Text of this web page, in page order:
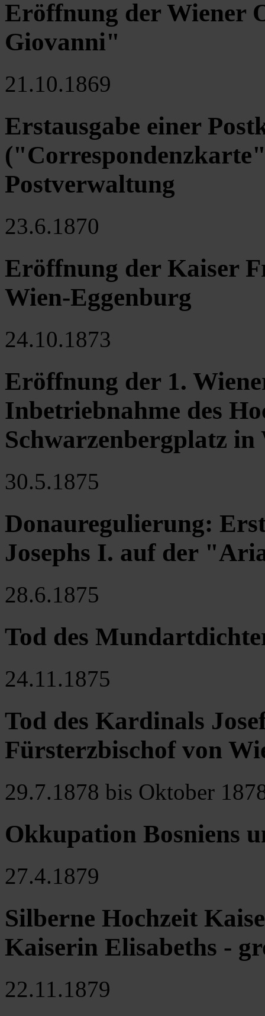
Eröffnung der Wiener
Giovanni"
21.10.1869
Erstausgabe einer
Postverwaltung
23.6.1870
Eröffnung der Kaiser
Wien-Eggenburg
24.10.1873
Eröffnung der 1.
Inbetriebnahme des
Schwarzenbergplatz in
30.5.1875
Donauregulierung:
Josephs I. auf der
28.6.1875
Tod des
24.11.1875
Tod des Kardinals
Fürsterzbischof von
29.7.1878 bis Oktober
Okkupation Bosniens
27.4.1879
Silberne Hochzeit
Kaiserin Elisabeths -
22.11.1879